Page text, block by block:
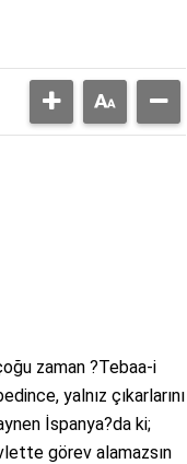
zaman ?Tebaa-i
yalnız çıkarlarını
İspanya?da ki;
görev alamazsın